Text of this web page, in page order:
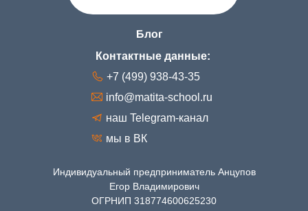
мы в ВК
наш Telegram-канал
+7 (499) 938-43-35
Блог
Контактные данные:
info@matita-school.ru
Индивидуальный предприниматель Анцупов
Егор Владимирович
ОГРНИП 318774600625230